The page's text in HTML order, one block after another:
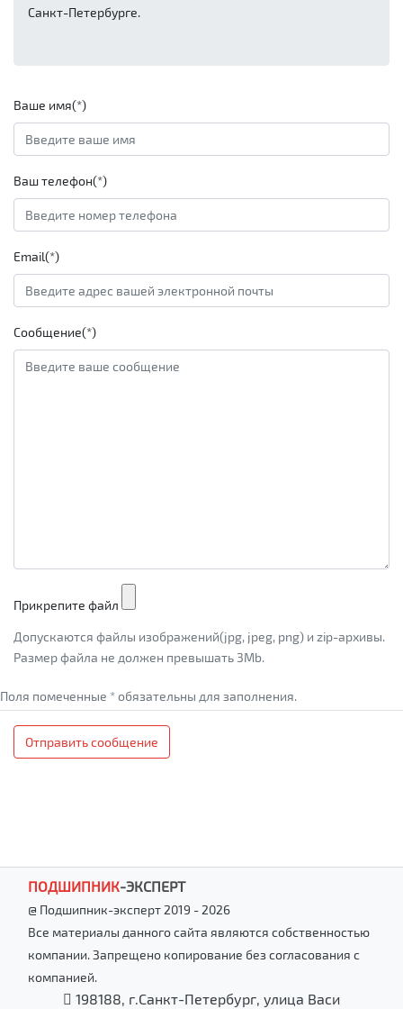
Санкт-Петербурге.
Ваше имя(*)
Ваш телефон(*)
Email(*)
Сообщение(*)
Прикрепите файл
Допускаются файлы изображений(jpg, jpeg, png) и zip-архивы.
Размер файла не должен превышать 3Mb.
Поля помеченные * обязательны для заполнения.
Отправить сообщение
ПОДШИПНИК-ЭКСПЕРТ
@ Подшипник-эксперт 2019 - 2026
Все материалы данного сайта являются собственностью
компании. Запрещено копирование без согласования с
компанией.
198188, г.Санкт-Петербург, улица Васи